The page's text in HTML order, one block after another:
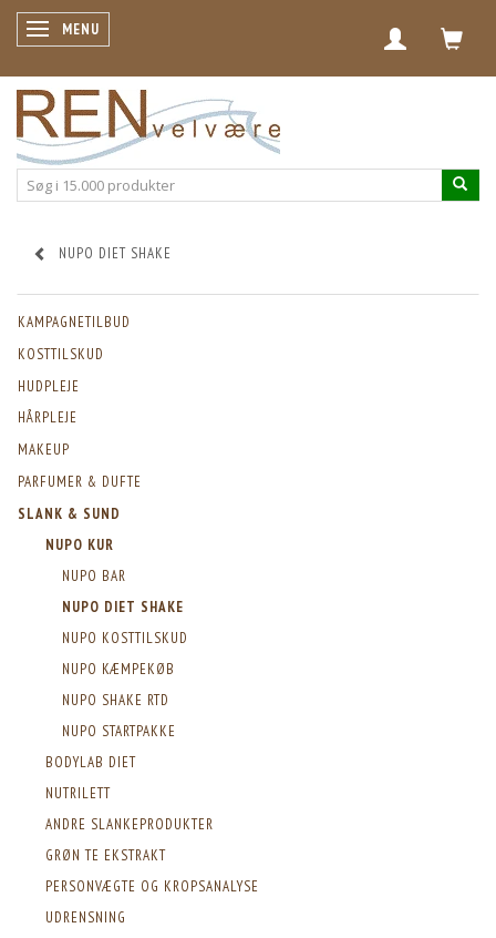
SKIFTE NAVIGATION
MENU
NUPO DIET SHAKE
KAMPAGNETILBUD
KOSTTILSKUD
HUDPLEJE
HÅRPLEJE
MAKEUP
PARFUMER & DUFTE
SLANK & SUND
NUPO KUR
NUPO BAR
NUPO DIET SHAKE
NUPO KOSTTILSKUD
NUPO KÆMPEKØB
NUPO SHAKE RTD
NUPO STARTPAKKE
BODYLAB DIET
NUTRILETT
ANDRE SLANKEPRODUKTER
GRØN TE EKSTRAKT
PERSONVÆGTE OG KROPSANALYSE
UDRENSNING